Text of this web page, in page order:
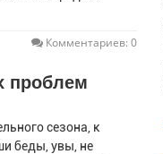
Комментариев: 0
проблем
сезона, к
беды, увы, не